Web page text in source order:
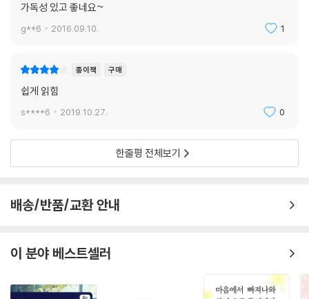
가독성 있고 좋네요~
g**6 2016.09.10. 1
종이책 구매
쉽게 읽힘
s****6 2019.10.27. 0
한줄평 전체보기
배송/반품/교환 안내
이 분야 베스트셀러